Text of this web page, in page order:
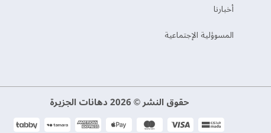
‫أخبارنا‬
المسوؤلية الإجتماعية
حقوق النشر © 2026 دهانات الجزيرة